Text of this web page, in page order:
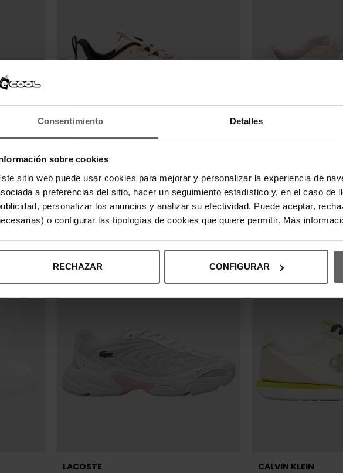
Consentimiento Detalles
sobre cookies
sitio web puede usar cookies para mejorar y personalizar la experiencia de
a preferencias del sitio, hacer un seguimiento estadístico y, en el caso de
personalizar los anuncios y analizar su efectividad. Puede aceptar,
o configurar las tipologías de cookies que quiere permitir. Más
RECHAZAR CONFIGURAR
CALVIN KLEIN
ZAPATILLAS CALVIN KLEIN BLANCAS MUJER
79,92 €
99,90 € -20%
REBAJAS+
VANS
ZAPATILLAS VANS
71,96 € 89,95 € -
REBAJAS+
LACOSTE
CALVIN KLEIN